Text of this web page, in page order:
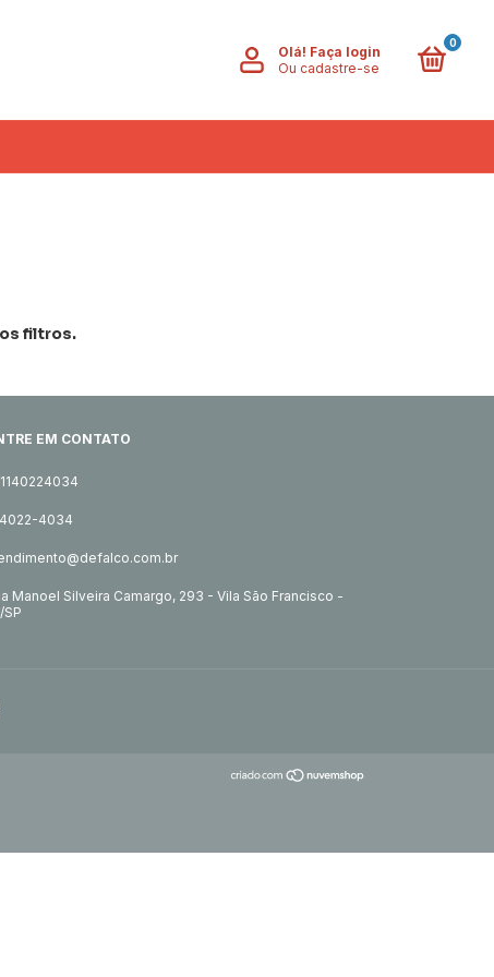
Olá! Faça login
Ou cadastre-se
0
filtros.
EM CONTATO
4022-4034
Manoel Silveira Camargo, 293 - Vila São Francisco -
SP